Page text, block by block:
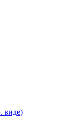
виде)